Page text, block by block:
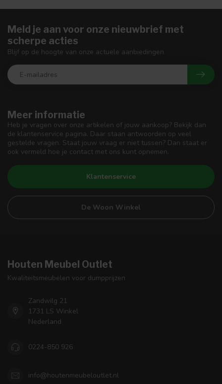
Meer informatie
Heb je vragen over onze artikelen of jouw aankoop? Bekijk dan
de klantenservice pagina. Daar staan antwoorden op veel
gestelde vragen. Staat jouw vraag er niet tussen? Dan staat er
ook vermeld hoe je contact met ons kunt opnemen.
Klantenservice
De Woon Winkel
Meld je aan voor onze nieuwbrief met
scherpe acties
Blijf op de hoogte van onze actuele aanbiedingen
Houten Meubel Outlet
Kwaliteitsmeubelen voor dumpprijzen
Zandwilg 21
1731 LS Winkel
Nederland
0224-850 926
info@houtenmeubeloutlet.nl